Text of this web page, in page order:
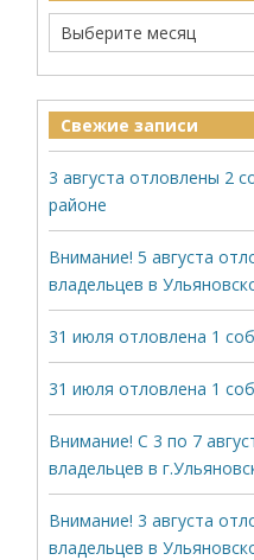
Свежие записи
3 августа отловлены 2
районе
Внимание! 5 августа
владельцев в
31 июля отловлена 1
31 июля отловлена 1
Внимание! С 3 по 7
владельцев в
Внимание! 3 августа
владельцев в